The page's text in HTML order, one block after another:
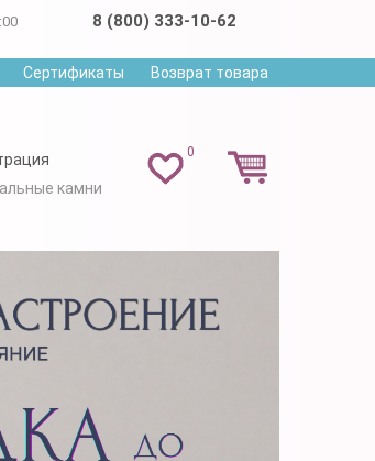
8 (800) 333-10-62
Сертификаты Возврат товара
0
камни